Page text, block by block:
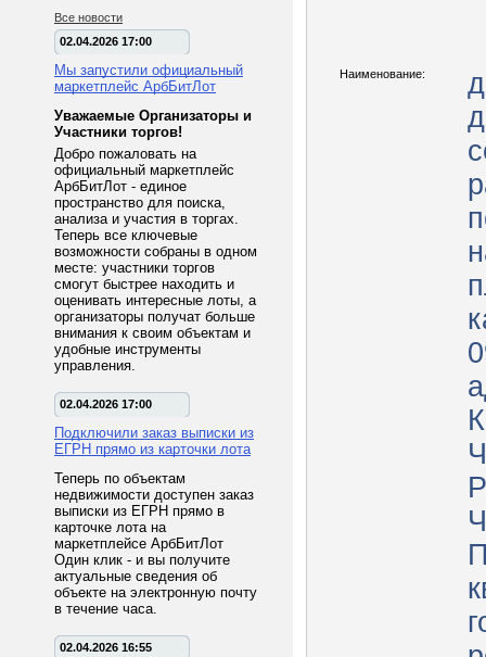
Все новости
02.04.2026 17:00
Мы запустили официальный
маркетплейс АрбБитЛот
Уважаемые Организаторы и
Участники торгов!
Добро пожаловать на
официальный маркетплейс
АрбБитЛот - единое
пространство для поиска,
анализа и участия в торгах.
Теперь все ключевые
возможности собраны в одном
месте: участники торгов
смогут быстрее находить и
оценивать интересные лоты, а
организаторы получат больше
внимания к своим объектам и
удобные инструменты
управления.
02.04.2026 17:00
Подключили заказ выписки из
ЕГРН прямо из карточки лота
Теперь по объектам
недвижимости доступен заказ
выписки из ЕГРН прямо в
карточке лота на
маркетплейсе АрбБитЛот
Один клик - и вы получите
актуальные сведения об
объекте на электронную почту
в течение часа.
02.04.2026 16:55
Наименование: